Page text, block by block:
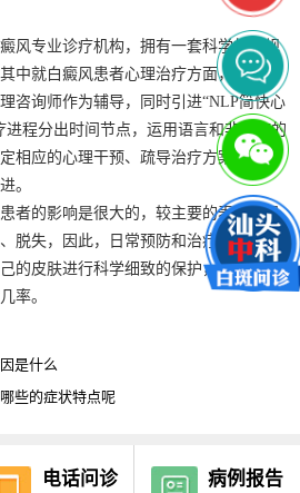
专业诊疗机构，拥有一套科学的、规
中就白癜风患者心理治疗方面，我院专
咨询师作为辅导，同时引进“NLP简快心
进程分出时间节点，运用语言和非语言的
相应的心理干预、疏导治疗方案，配合
。
者的影响是很大的，较主要的表现就是
脱失，因此，日常预防和治疗过程中，
的皮肤进行科学细致的保护，免受外
率。
是什么
些的症状特点呢
电话问诊 病例报告